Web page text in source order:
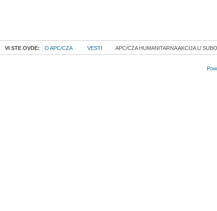
VI STE OVDE: O APC/CZA VESTI APC/CZA HUMANITARNA AKCIJA U